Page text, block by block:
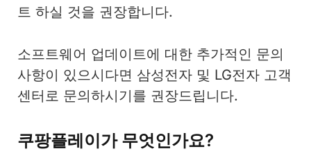
트 하실 것을 권장합니다.
소프트웨어 업데이트에 대한 추가적인 문의
사항이 있으시다면 삼성전자 및 LG전자 고객
센터로 문의하시기를 권장드립니다.
쿠팡플레이가 무엇인가요?